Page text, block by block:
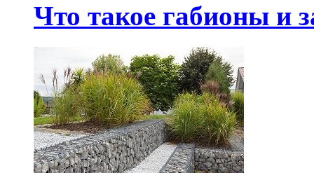
Что такое габионы и